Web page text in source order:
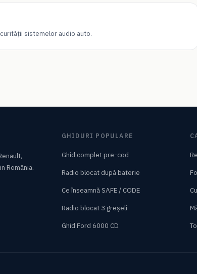
sistemelor audio auto.
România.
GHIDURI POPULARE
Ghid complet pre-cod
Radio blocat după baterie
Ce înseamnă SAFE / CODE
Radio blocat 3 greșeli
Ghid Ford 6000 CD